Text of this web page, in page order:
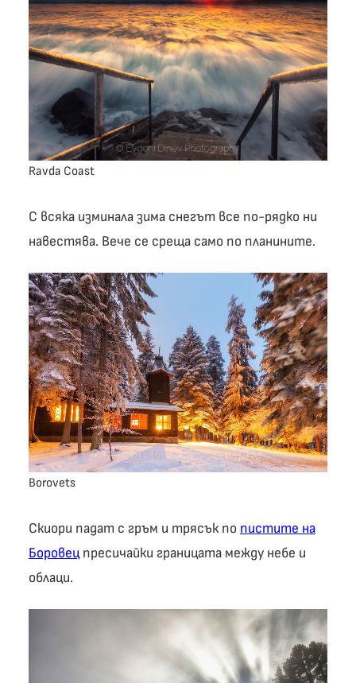
Ravda Coast
С всяка изминала зима снегът все по-рядко ни
навестява. Вече се среща само по планините.
Borovets
Скиори падат с гръм и трясък по пистите на
Боровецпресичайки границата между небе и
облаци.